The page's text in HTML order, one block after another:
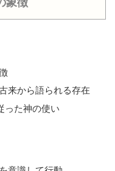
象徴
来から語られる存在
った神の使い